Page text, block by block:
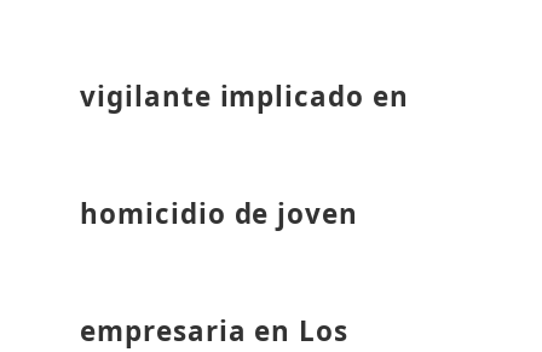
vigilante implicado en
homicidio de joven
empresaria en Los